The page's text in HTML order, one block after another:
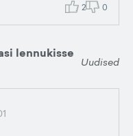
2 0
lennukisse
Uudised